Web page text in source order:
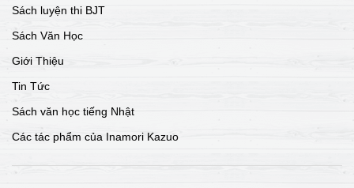
Sách luyện thi BJT
Sách Văn Học
Giới Thiệu
Tin Tức
Sách văn học tiếng Nhật
Các tác phẩm của Inamori Kazuo